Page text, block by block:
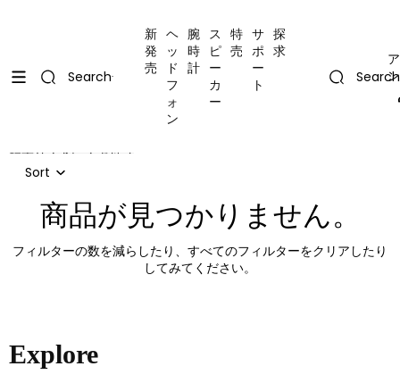
Search
新
発
売
ヘ
ッ
ド
フ
ォ
ン
腕
時
計
ス
ピ
ー
カ
ー
特
売
サ
ポ
ー
ト
探
求
Search
結果リストにスキップ
Sort
商品が見つかりません。
フィルターの数を減らしたり、 すべてのフィルターをクリア したり
してみてください。
Explore